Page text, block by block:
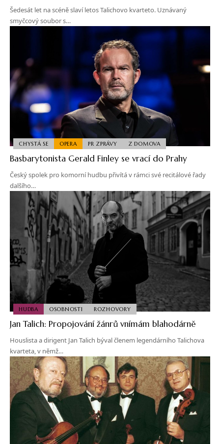
Šedesát let na scéně slaví letos Talichovo kvarteto. Uznávaný
smyčcový soubor s…
CHYSTÁ SE OPERA PR ZPRÁVY Z DOMOVA
Basbarytonista Gerald Finley se vrací do Prahy
Český spolek pro komorní hudbu přivítá v rámci své recitálové řady
dalšího…
HUDBA OSOBNOSTI ROZHOVORY
Jan Talich: Propojování žánrů vnímám blahodárně
Houslista a dirigent Jan Talich býval členem legendárního Talichova
kvarteta, v němž…